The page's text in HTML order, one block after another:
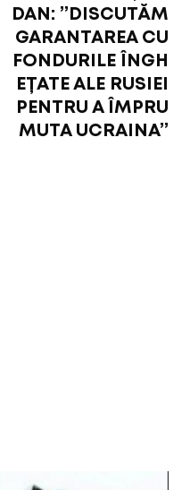
DAN: ”DISCUTĂM
GARANTAREA CU
FONDURILE ÎNGH
EȚATE ALE RUSIEI
PENTRU A ÎMPRU
MUTA UCRAINA”